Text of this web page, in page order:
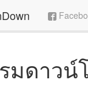
มดาวน์